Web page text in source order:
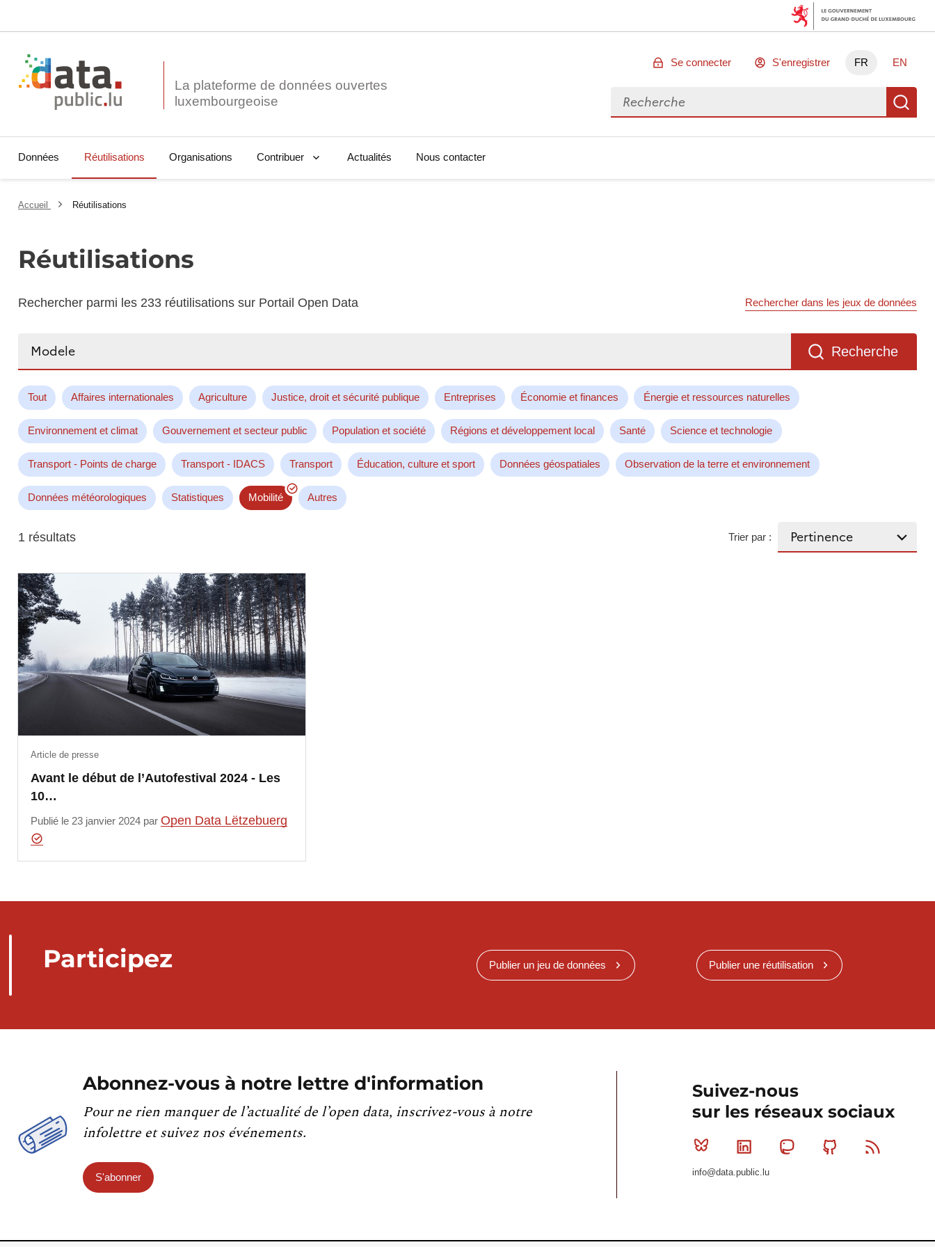
La plateforme de données ouvertes
Se connecter S'enregistrer FR EN
Rechercher des données
Données Réutilisations Organisations Contribuer Actualités Nous contacter
Accueil Réutilisations
Réutilisations
Rechercher parmi les 233 réutilisations sur Portail Open Data Rechercher dans les jeux de données
Recherche
Tout Affaires internationales Agriculture Justice, droit et sécurité publique Entreprises Économie et finances Énergie et ressources naturelles
Environnement et climat Gouvernement et secteur public Population et société Régions et développement local Santé Science et technologie
Transport - Points de charge Transport - IDACS Transport Éducation, culture et sport Données géospatiales Observation de la terre et environnement
Données météorologiques Statistiques Mobilité Autres
1 résultats Trier par :
Avant le début de l’Autofestival 2024 - Les
10…
Article de presse
Publié le 23 janvier 2024 par Open Data Lëtzebuerg
Participez Publier un jeu de données Publier une réutilisation
Abonnez-vous à notre lettre d'information
Pour ne rien manquer de l’actualité de l’open data, inscrivez-vous à notre
infolettre et suivez nos événements.
S'abonner
Suivez-nous
sur les réseaux sociaux
Bluesky Linkedin MastodonGithub
info@data.public.lu